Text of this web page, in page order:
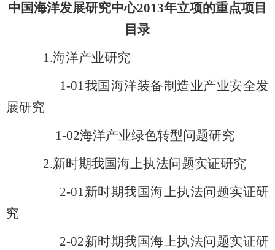
中国海洋发展研究中心2013年立项的重点项目
目录
1.海洋产业研究
1-01我国海洋装备制造业产业安全发
展研究
1-02海洋产业绿色转型问题研究
2.新时期我国海上执法问题实证研究
2-01新时期我国海上执法问题实证研
究
2-02新时期我国海上执法问题实证研